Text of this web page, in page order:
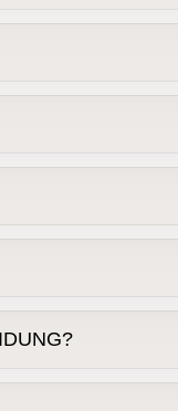
innerhalb von
Wir empfehlen
für